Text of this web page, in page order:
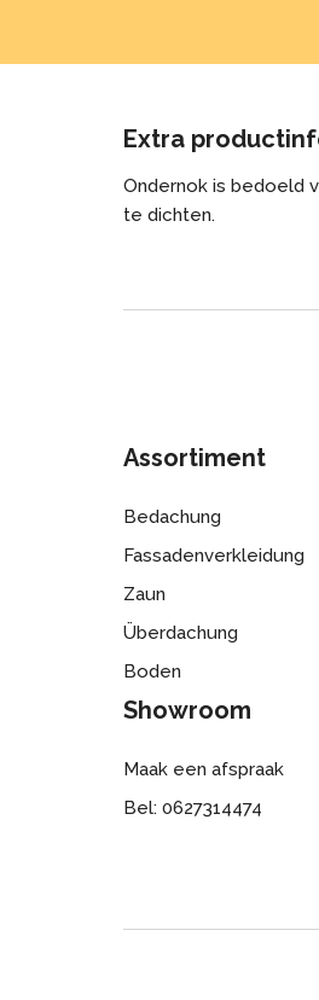
Extra
Ondernok is bedoeld
te dichten.
Assortiment
Bedachung
Fassadenverkleidung
Zaun
Überdachung
Boden
Showroom
Maak een afspraak
Bel: 0627314474